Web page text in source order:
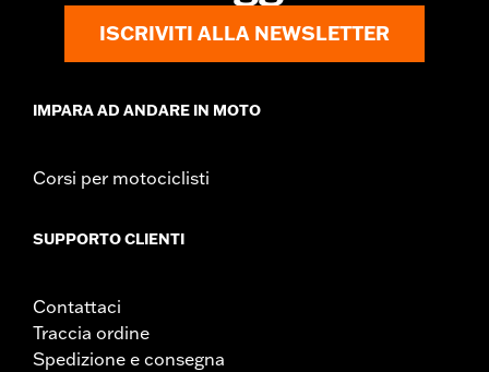
ISCRIVITI ALLA NEWSLETTER
IMPARA AD ANDARE IN MOTO
Corsi per motociclisti
SUPPORTO CLIENTI
Contattaci
Traccia ordine
Spedizione e consegna